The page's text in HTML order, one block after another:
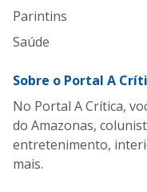
Parintins
Saúde
Sobre o Portal A
No Portal A Crítica,
do Amazonas,
entretenimento,
mais.